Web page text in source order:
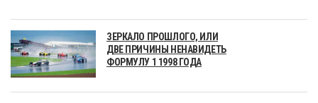
ЗЕРКАЛО ПРОШЛОГО, ИЛИ
ДВЕ ПРИЧИНЫ НЕНАВИДЕТЬ
ФОРМУЛУ 1 1998 ГОДА